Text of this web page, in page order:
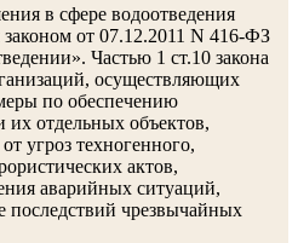
в сфере водоотведения
от 07.12.2011 N 416-ФЗ
Частью 1 ст.10 закона
осуществляющих
по обеспечению
их отдельных объектов,
угроз техногенного,
актов,
аварийных ситуаций,
последствий чрезвычайных